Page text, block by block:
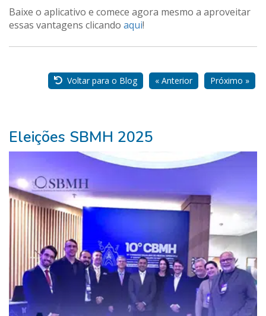
Baixe o aplicativo e comece agora mesmo a aproveitar
essas vantagens clicando aqui!
Parceiros
Vitality
Diabetes,
Fitness,
Health,
Relationships
Voltar para o Blog « Anterior Próximo »
Eleições SBMH 2025